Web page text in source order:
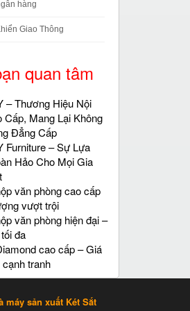
hàng
Giao Thông
quan tâm
– Thương Hiệu Nội
Cấp, Mang Lại Không
Đẳng Cấp
Furniture – Sự Lựa
Hảo Cho Mọi Gia
văn phòng cao cấp
vượt trội
văn phòng hiện đại –
đa
cao cấp – Giá
tranh
máy sản xuất Két Sắt